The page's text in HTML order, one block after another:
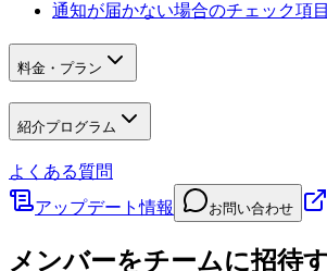
通知が届かない場合のチェック項目
料金・プラン
紹介プログラム
よくある質問
アップデート情報
お問い合わせ
メンバーをチームに招待